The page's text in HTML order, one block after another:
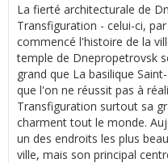
La fierté architecturale de
Transfiguration - celui-ci,
commencé l'histoire de la
temple de Dnepropetrovsk
grand que La basilique
que l'on ne réussit pas à
Transfiguration surtout sa
charment tout le monde.
un des endroits les plus
ville, mais son principal